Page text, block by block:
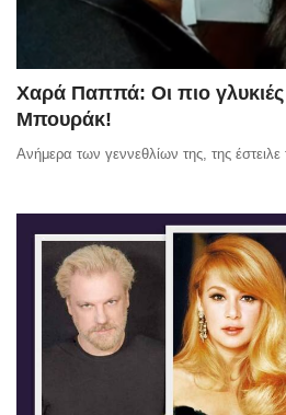
Χαρά Παππά: Οι πιο
Μπουράκ!
Ανήμερα των γεννεθλίων της, της